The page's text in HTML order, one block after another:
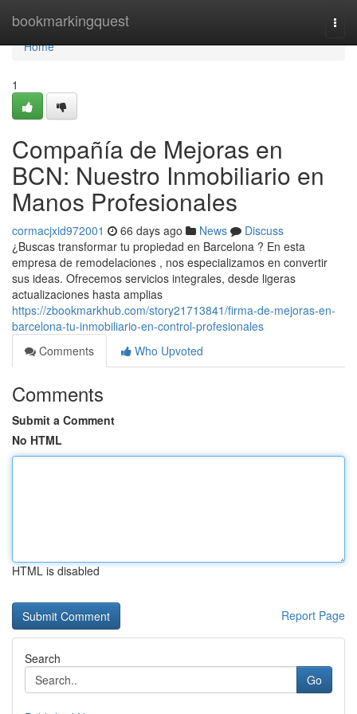
bookmarkingquest
Home
Home
1
Compañía de Mejoras en
BCN: Nuestro Inmobiliario en
Manos Profesionales
cormacjxid972001 66 days ago News
Discuss
¿Buscas transformar tu propiedad en Barcelona ? En esta
empresa de remodelaciones , nos especializamos en convertir
sus ideas. Ofrecemos servicios integrales, desde ligeras
actualizaciones hasta amplias
https://zbookmarkhub.com/story21713841/firma-de-mejoras-en-
barcelona-tu-inmobiliario-en-control-profesionales
Comments
Who Upvoted
Comments
Submit a Comment
No HTML
HTML is disabled
Report Page
Search
Go